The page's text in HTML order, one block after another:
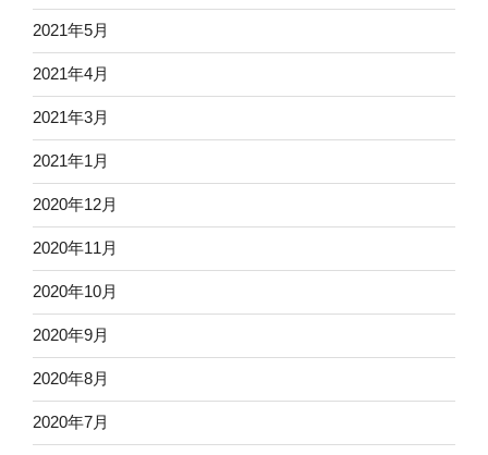
2021年5月
2021年4月
2021年3月
2021年1月
2020年12月
2020年11月
2020年10月
2020年9月
2020年8月
2020年7月